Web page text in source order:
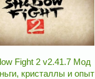
Fight 2 v2.41.7 Мод
кристаллы и опыт